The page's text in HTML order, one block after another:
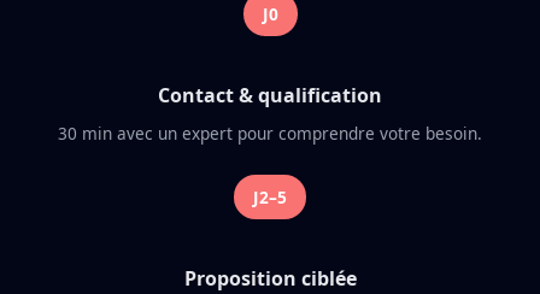
J0
Contact & qualification
30 min avec un expert pour comprendre votre besoin.
J2–5
Proposition ciblée